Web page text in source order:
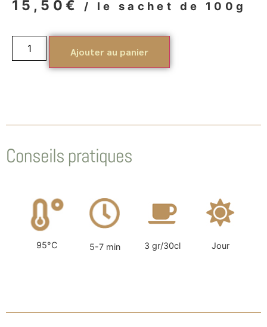
15,50 € / le sachet de 100g
Ajouter au panier
Conseils pratiques
95°C 5-7 min 3 gr/30cl Jour